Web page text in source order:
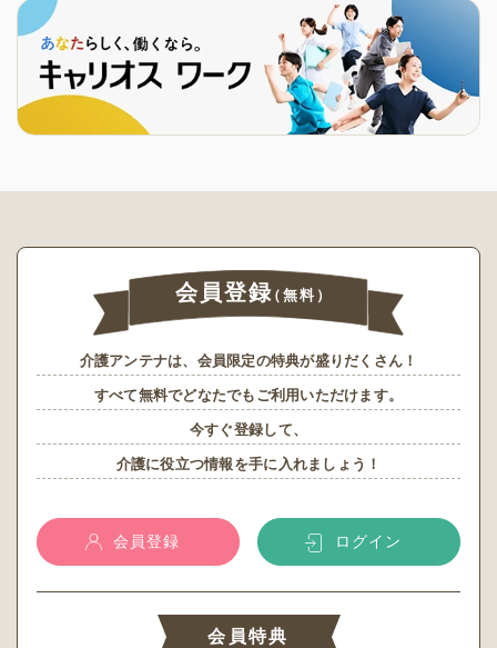
会員登録（無料）
介護アンテナは、会員限定の特典が盛りだくさん！
すべて無料でどなたでもご利用いただけます。
今すぐ登録して、
介護に役立つ情報を手に入れましょう！
会員登録 ログイン
会員特典